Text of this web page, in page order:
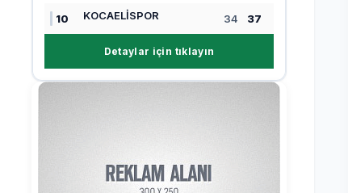
10 KOCAELİSPOR 34 37
Detaylar için tıklayın